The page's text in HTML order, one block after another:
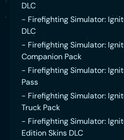
DLC
- Firefighting Simulator:
DLC
- Firefighting Simulator:
Companion Pack
- Firefighting Simulator:
Pass
- Firefighting Simulator:
Truck Pack
- Firefighting Simulator:
Edition Skins DLC